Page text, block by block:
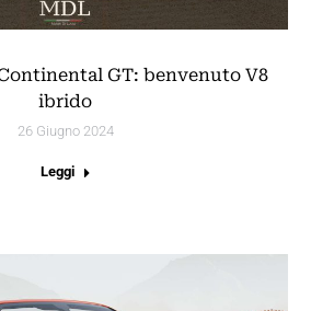
GT: benvenuto V8
ibrido
26 Giugno 2024
Leggi